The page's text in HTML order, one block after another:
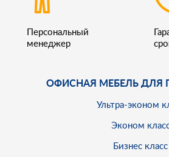
Персональный
менеджер
ОФИСНАЯ МЕБЕЛЬ ДЛЯ
Ультра-эконом
Эконом
Бизнес класс